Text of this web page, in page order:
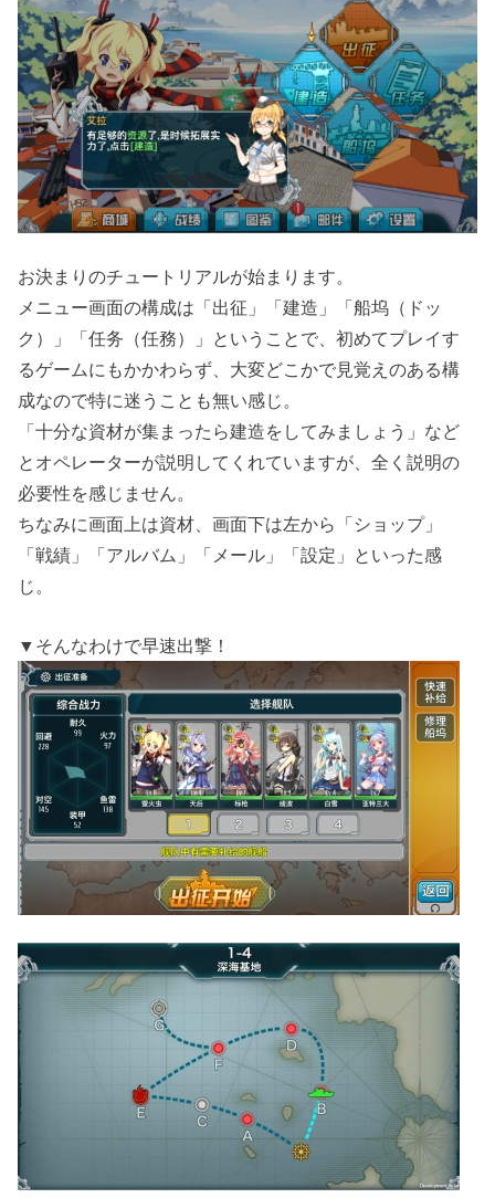
お決まりのチュートリアルが始まります。
メニュー画面の構成は「出征」「建造」「船坞（ドッ
ク）」「任务（任務）」ということで、初めてプレイす
るゲームにもかかわらず、大変どこかで見覚えのある構
成なので特に迷うことも無い感じ。
「十分な資材が集まったら建造をしてみましょう」など
とオペレーターが説明してくれていますが、全く説明の
必要性を感じません。
ちなみに画面上は資材、画面下は左から「ショップ」
「戦績」「アルバム」「メール」「設定」といった感
じ。
▼そんなわけで早速出撃！